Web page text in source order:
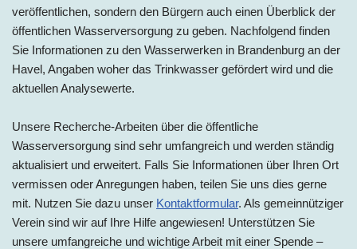
veröffentlichen, sondern den Bürgern auch einen Überblick der
öffentlichen Wasserversorgung zu geben. Nachfolgend finden
Sie Informationen zu den Wasserwerken in Brandenburg an der
Havel, Angaben woher das Trinkwasser gefördert wird und die
aktuellen Analysewerte.
Unsere Recherche-Arbeiten über die öffentliche
Wasserversorgung sind sehr umfangreich und werden ständig
aktualisiert und erweitert. Falls Sie Informationen über Ihren Ort
vermissen oder Anregungen haben, teilen Sie uns dies gerne
mit. Nutzen Sie dazu unser Kontaktformular. Als gemeinnütziger
Verein sind wir auf Ihre Hilfe angewiesen! Unterstützen Sie
unsere umfangreiche und wichtige Arbeit mit einer Spende –